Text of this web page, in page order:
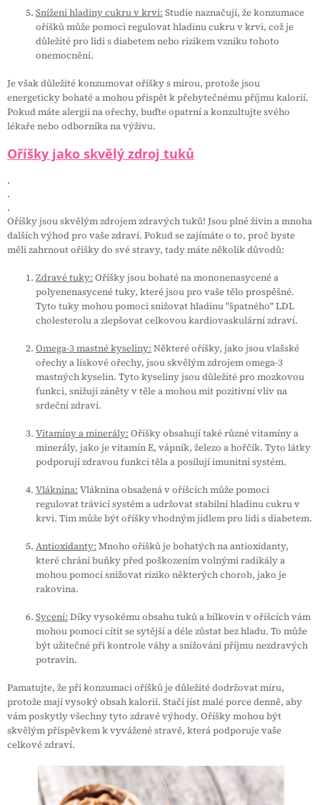
Snížení hladiny cukru v krvi: Studie naznačují, že konzumace
oříšků může pomoci regulovat hladinu cukru v krvi, což je
důležité pro lidi s diabetem nebo rizikem vzniku tohoto
onemocnění.
Je však důležité konzumovat oříšky s mírou, protože jsou
energeticky bohaté a mohou přispět k přebytečnému příjmu kalorií.
Pokud máte alergii na ořechy, buďte opatrní a konzultujte svého
lékaře nebo odborníka na výživu.
Oříšky jako skvělý zdroj tuků
.
.
.
Oříšky jsou skvělým zdrojem zdravých tuků! Jsou plné živin a mnoha
dalších výhod pro vaše zdraví. Pokud se zajímáte o to, proč byste
měli zahrnout oříšky do své stravy, tady máte několik důvodů:
Zdravé tuky: Oříšky jsou bohaté na mononenasycené a
polyenenasycené tuky, které jsou pro vaše tělo prospěšné.
Tyto tuky mohou pomoci snižovat hladinu "špatného" LDL
cholesterolu a zlepšovat celkovou kardiovaskulární zdraví.
Omega-3 mastné kyseliny: Některé oříšky, jako jsou vlašské
ořechy a lískové ořechy, jsou skvělým zdrojem omega-3
mastných kyselin. Tyto kyseliny jsou důležité pro mozkovou
funkci, snižují záněty v těle a mohou mít pozitivní vliv na
srdeční zdraví.
Vitamíny a minerály: Oříšky obsahují také různé vitamíny a
minerály, jako je vitamín E, vápník, železo a hořčík. Tyto látky
podporují zdravou funkci těla a posilují imunitní systém.
Vláknina: Vláknina obsažená v oříšcích může pomoci
regulovat trávicí systém a udržovat stabilní hladinu cukru v
krvi. Tím může být oříšky vhodným jídlem pro lidi s diabetem.
Antioxidanty: Mnoho oříšků je bohatých na antioxidanty,
které chrání buňky před poškozením volnými radikály a
mohou pomoci snižovat riziko některých chorob, jako je
rakovina.
Sycení: Díky vysokému obsahu tuků a bílkovin v oříšcích vám
mohou pomoci cítit se sytější a déle zůstat bez hladu. To může
být užitečné při kontrole váhy a snižování příjmu nezdravých
potravin.
Pamatujte, že při konzumaci oříšků je důležité dodržovat míru,
protože mají vysoký obsah kalorií. Stačí jíst malé porce denně, aby
vám poskytly všechny tyto zdravé výhody. Oříšky mohou být
skvělým příspěvkem k vyvážené stravě, která podporuje vaše
celkové zdraví.